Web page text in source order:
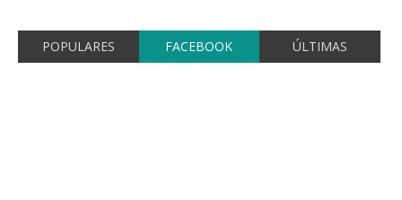
POPULARES FACEBOOK ÚLTIMAS